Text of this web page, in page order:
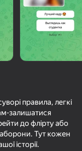
Переписка для взрослых
57
правила, легкі
залишатися
до флірту або
Тут кожен
історії.